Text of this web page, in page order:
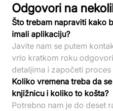
Odgovori na
Što trebam napraviti kako
imali aplikaciju?
Javite nam se putem
vrlo kratkom roku
detaljima i započeti
Koliko vremena treba da
knjižnicu i koliko to košta?
Potrebno nam je do deset